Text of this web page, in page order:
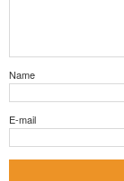
Name
E-mail